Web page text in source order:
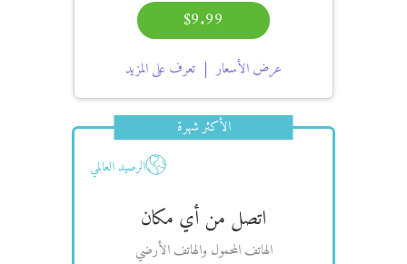
$9.99
عرض الأسعار تعرف على المزيد
الأكثر شهرة
الرصيد العالمي
اتصل من أي مكان
الهاتف المحمول والهاتف الأرضي